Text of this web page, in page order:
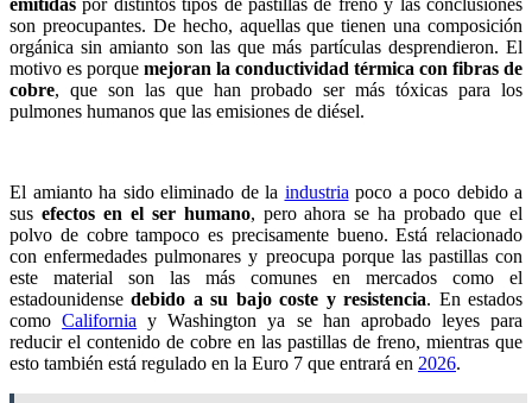
son preocupantes. De hecho, aquellas que tienen una composición
orgánica sin amianto son las que más partículas desprendieron. El
motivo es porque mejoran la conductividad térmica con fibras de
cobre, que son las que han probado ser más tóxicas para los
pulmones humanos que las emisiones de diésel.
El amianto ha sido eliminado de la industria poco a poco debido a
sus efectos en el ser humano, pero ahora se ha probado que el
polvo de cobre tampoco es precisamente bueno. Está relacionado
con enfermedades pulmonares y preocupa porque las pastillas con
este material son las más comunes en mercados como el
estadounidensedebido a su bajo coste y resistencia. En estados
comoCalifornia y Washington ya se han aprobado leyes para
reducir el contenido de cobre en las pastillas de freno, mientras que
esto también está regulado en la Euro 7 que entrará en 2026.